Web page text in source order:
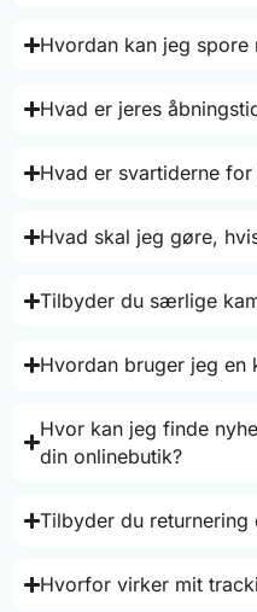
Hvordan kan jeg spore
Hvad er jeres
Hvad er svartiderne
Hvad skal jeg gøre,
Tilbyder du særlige
Hvordan bruger jeg en
Hvor kan jeg finde
din onlinebutik?
Tilbyder du returnering
Hvorfor virker mit